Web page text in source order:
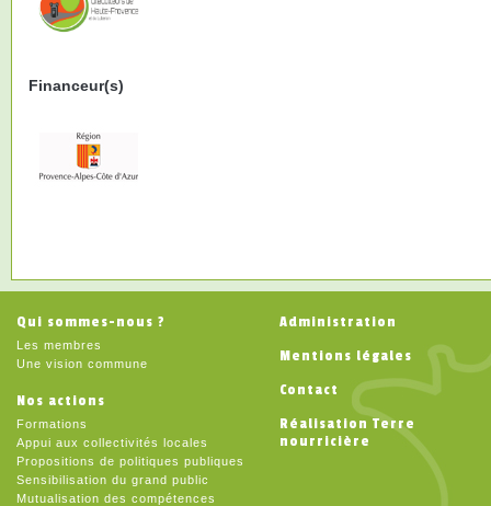
Financeur(s)
Qui sommes-nous ?
Les membres
Une vision commune
Nos actions
Formations
Appui aux collectivités locales
Propositions de politiques publiques
Sensibilisation du grand public
Mutualisation des compétences
Administration
Mentions légales
Contact
Réalisation Terre
nourricière